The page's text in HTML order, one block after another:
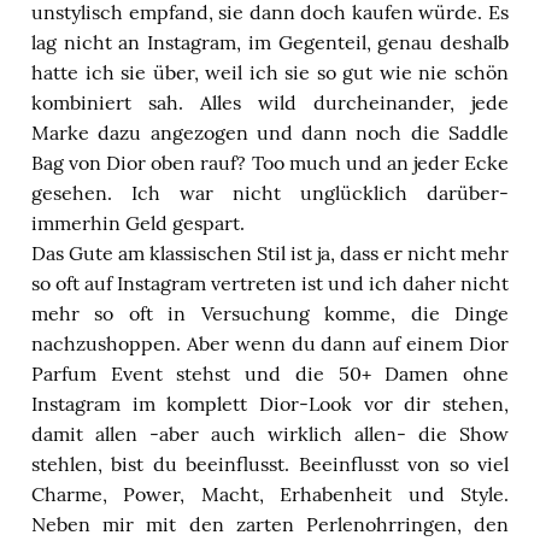
unstylisch empfand, sie dann doch kaufen würde. Es
lag nicht an Instagram, im Gegenteil, genau deshalb
hatte ich sie über, weil ich sie so gut wie nie schön
kombiniert sah. Alles wild durcheinander, jede
Marke dazu angezogen und dann noch die Saddle
Bag von Dior oben rauf? Too much und an jeder Ecke
gesehen. Ich war nicht unglücklich darüber-
immerhin Geld gespart.
Das Gute am klassischen Stil ist ja, dass er nicht mehr
so oft auf Instagram vertreten ist und ich daher nicht
mehr so oft in Versuchung komme, die Dinge
nachzushoppen. Aber wenn du dann auf einem Dior
Parfum Event stehst und die 50+ Damen ohne
Instagram im komplett Dior-Look vor dir stehen,
damit allen -aber auch wirklich allen- die Show
stehlen, bist du beeinflusst. Beeinflusst von so viel
Charme, Power, Macht, Erhabenheit und Style.
Neben mir mit den zarten Perlenohrringen, den